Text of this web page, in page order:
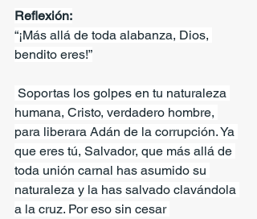
Reflexión:
“¡Más allá de toda alabanza, Dios,
bendito eres!”
Soportas los golpes en tu naturaleza
humana, Cristo, verdadero hombre,
para liberara Adán de la corrupción. Ya
que eres tú, Salvador, que más allá de
toda unión carnal has asumido su
naturaleza y la has salvado clavándola
a la cruz. Por eso sin cesar